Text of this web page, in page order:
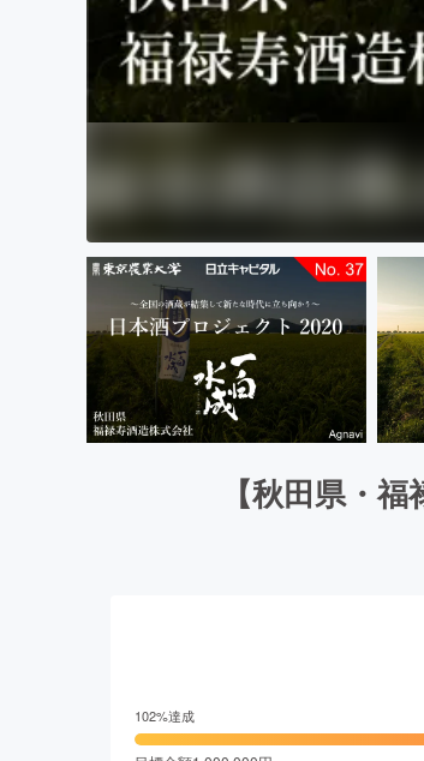
【秋田県・
102%達成